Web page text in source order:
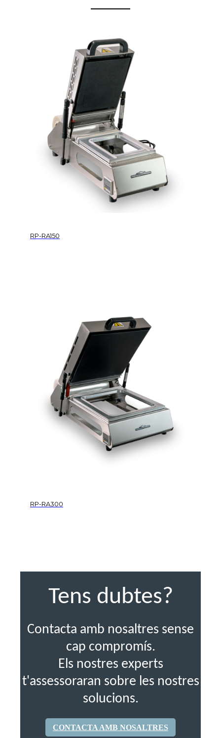
RP-RA150
RP-RA300
Tens dubtes?
Contacta amb nosaltres sense
cap compromís.
Els nostres experts
t'assessoraran sobre les nostres
solucions.
CONTACTA AMB NOSALTRES